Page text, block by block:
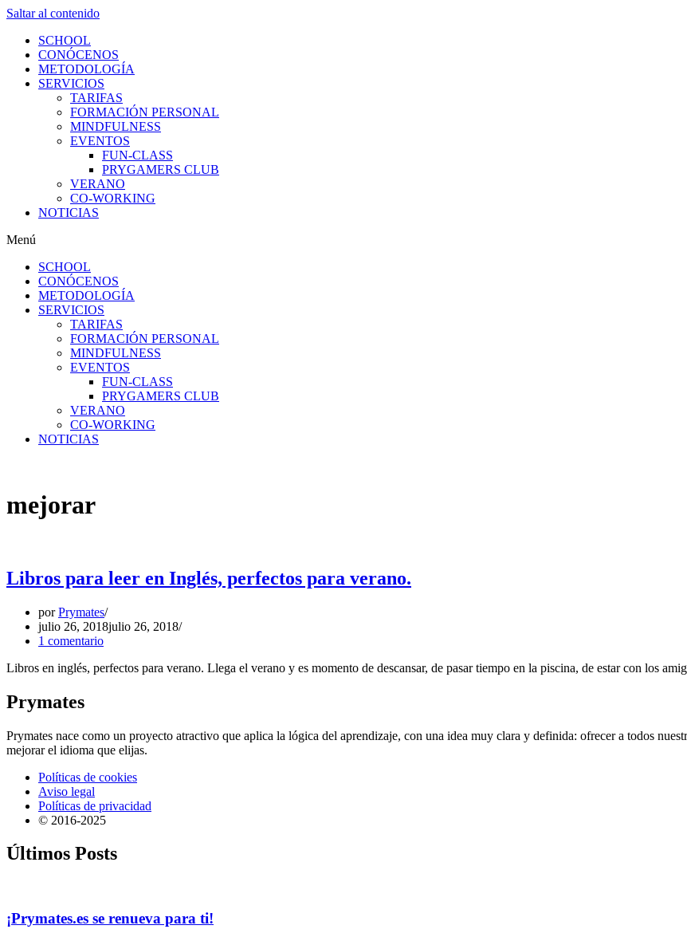
Saltar al contenido
SCHOOL
CONÓCENOS
METODOLOGÍA
SERVICIOS
TARIFAS
FORMACIÓN PERSONAL
MINDFULNESS
EVENTOS
FUN-CLASS
PRYGAMERS CLUB
VERANO
CO-WORKING
NOTICIAS
Menú
SCHOOL
CONÓCENOS
METODOLOGÍA
SERVICIOS
TARIFAS
FORMACIÓN PERSONAL
MINDFULNESS
EVENTOS
FUN-CLASS
PRYGAMERS CLUB
VERANO
CO-WORKING
NOTICIAS
mejorar
Libros para leer en Inglés, perfectos para verano.
porPrymates
julio 26, 2018julio 26, 2018
1 comentario
Libros en inglés, perfectos para verano. Llega el verano y es momento de descansar, de pasar tiempo en la piscina, de estar con los
Prymates
Prymates nace como un proyecto atractivo que aplica la lógica del aprendizaje, con una idea muy clara y definida: ofrecer a todos
mejorar el idioma que elijas.
Políticas de cookies
Aviso legal
Políticas de privacidad
© 2016-2025
Últimos Posts
¡Prymates.es se renueva para ti!